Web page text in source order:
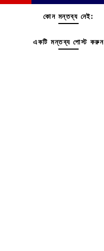
কোন মন্তব্য নেই:
একটি মন্তব্য পোস্ট করুন